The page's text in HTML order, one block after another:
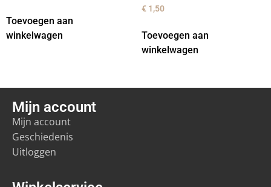
Toevoegen aan
winkelwagen
€ 1,50
Toevoegen aan
winkelwagen
Mijn account
Mijn account
Geschiedenis
Uitloggen